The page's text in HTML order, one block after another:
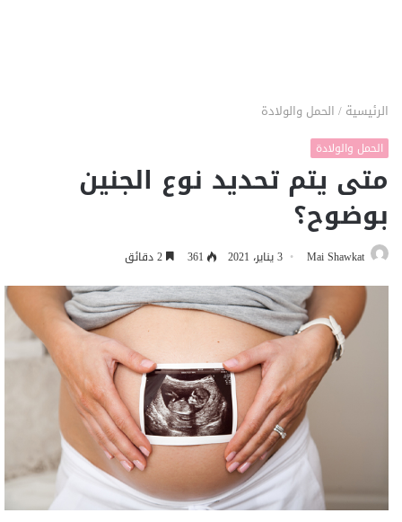
الرئيسية / الحمل والولادة
الحمل والولادة
متى يتم تحديد نوع الجنين
بوضوح؟
Mai Shawkat 3 يناير، 2021 361